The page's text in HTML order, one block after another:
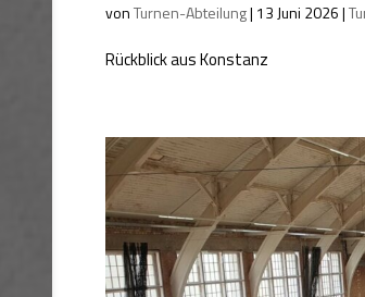
vonTurnen-Abteilung| 13 Juni 2026|
Rückblick aus Konstanz